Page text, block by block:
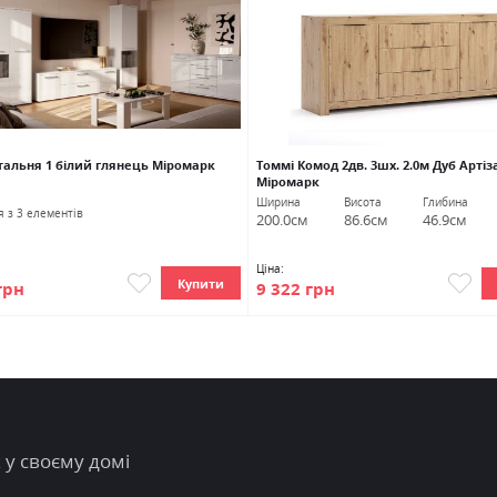
1 білий глянець Міромарк
з 3 елементів
Купити
Томмі Комод 2дв. 3шх. 2.0м Дуб
Міромарк
Ширина
200.0см
Висота
86.6см
Глибина
46.9см
Ціна:
9 322 грн
своєму домі